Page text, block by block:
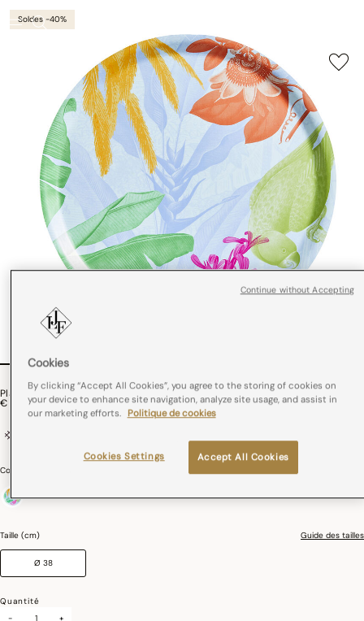
Soldes -40%
Plateau Équateur Bois
€ 69,00
Couleurs :
Taille (cm) Guide des tailles
Ø 38
Quantité
-
+
Cookies
By clicking “Accept All Cookies”, you agree to the storing of cookies on
your device to enhance site navigation, analyze site usage, and assist in
our marketing efforts. Politique de cookies
Accept All Cookies
Cookies Settings
Continue without Accepting